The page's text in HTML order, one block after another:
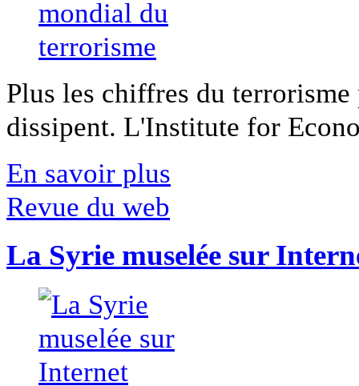
Plus les chiffres du
dissipent. L'Institute for
En savoir plus
Revue du web
La Syrie muselée sur